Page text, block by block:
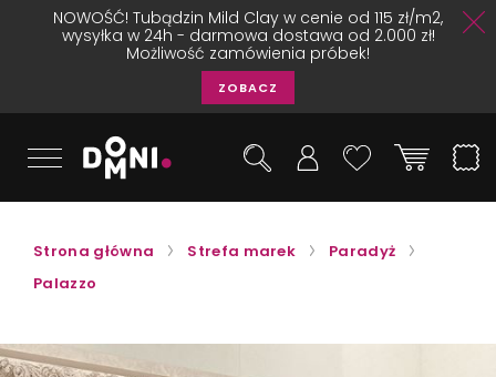
NOWOŚĆ! Tubądzin Mild Clay w cenie od 115 zł/m2,
wysyłka w 24h - darmowa dostawa od 2.000 zł!
Możliwość zamówienia próbek!
ZOBACZ
Strona główna Strefa marek
Paradyż
Palazzo